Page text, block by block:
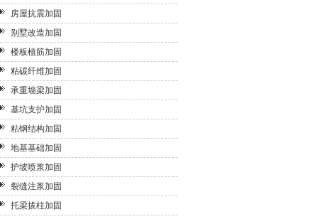
房屋抗震加固
别墅改造加固
楼板植筋加固
粘碳纤维加固
承重墙梁加固
基坑支护加固
粘钢结构加固
地基基础加固
护坡喷浆加固
裂缝注浆加固
托梁拔柱加固